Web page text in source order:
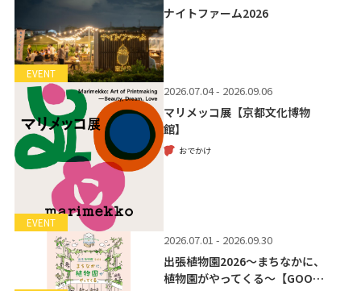
EVENT
ナイトファーム2026
EVENT
2026.07.04 - 2026.09.06
マリメッコ展【京都文化博物
館】
おでかけ
2026.07.01 - 2026.09.30
出張植物園2026～まちなかに、
植物園がやってくる～【GOO…